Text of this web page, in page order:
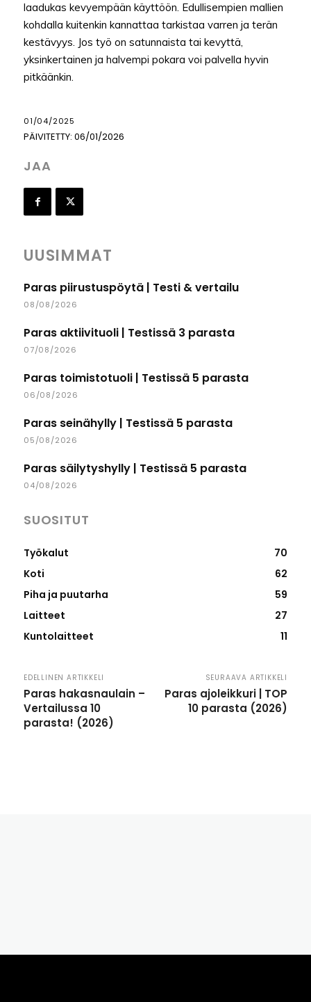
laadukas kevyempään käyttöön. Edullisempien mallien
kohdalla kuitenkin kannattaa tarkistaa varren ja terän
kestävyys. Jos työ on satunnaista tai kevyttä,
yksinkertainen ja halvempi pokara voi palvella hyvin
pitkäänkin.
01/04/2025
PÄIVITETTY: 06/01/2026
JAA
UUSIMMAT
Paras piirustuspöytä | Testi & vertailu
08/08/2026
Paras aktiivituoli | Testissä 3 parasta
07/08/2026
Paras toimistotuoli | Testissä 5 parasta
06/08/2026
Paras seinähylly | Testissä 5 parasta
05/08/2026
Paras säilytyshylly | Testissä 5 parasta
04/08/2026
SUOSITUT
Työkalut
70
Koti
62
Piha ja puutarha
59
Laitteet
27
Kuntolaitteet
11
EDELLINEN ARTIKKELI
Paras hakasnaulain –
Vertailussa 10
parasta! (2026)
SEURAAVA ARTIKKELI
Paras ajoleikkuri | TOP
10 parasta (2026)